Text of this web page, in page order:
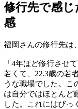
修行先で感
感
福岡さんの修行先は
「4年ほど修行させ
若くて、22.3歳の若
うな職場でした。こ
は自分ではほとんど
した。これにはびっ